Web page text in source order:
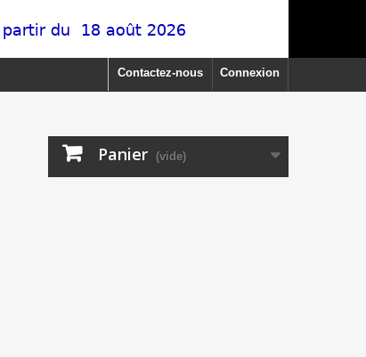
Connexion
Contactez-nous
Panier (vide)